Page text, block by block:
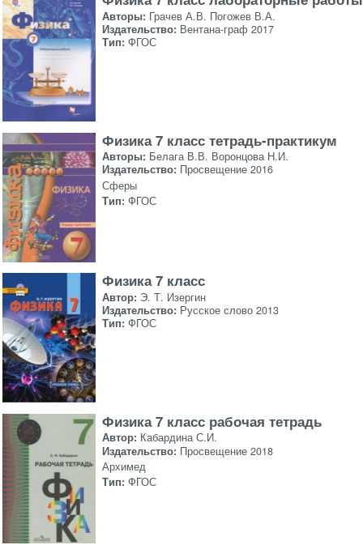
Авторы: Грачев А.В. Погожев В.А.
Издательство: Вентана-граф 2017
Тип: ФГОС
Физика 7 класс тетрадь-практикум
Авторы: Белага В.В. Воронцова Н.И.
Издательство: Просвещение 2016
Сферы
Тип: ФГОС
Физика 7 класс
Автор: Э. Т. Изергин
Издательство: Русское слово 2013
Тип: ФГОС
Физика 7 класс рабочая тетрадь
Автор: Кабардина С.И.
Издательство: Просвещение 2018
Архимед
Тип: ФГОС